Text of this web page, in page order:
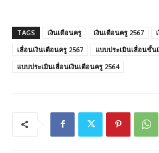
TAGS เงินเดือนครู เงินเดือนครู 2567
เลื่อนเงินเดือนครู 2567
แบบประเมินเลื่อนขั้น
แบบประเมินเลื่อนเงินเดือนครู 2564